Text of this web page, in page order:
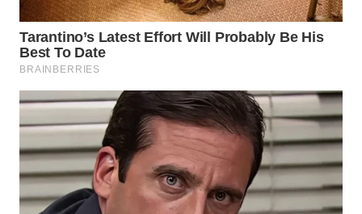
NET
WAHANA
SPORT
WAHANA
UMKM
WAHANA
SELEB